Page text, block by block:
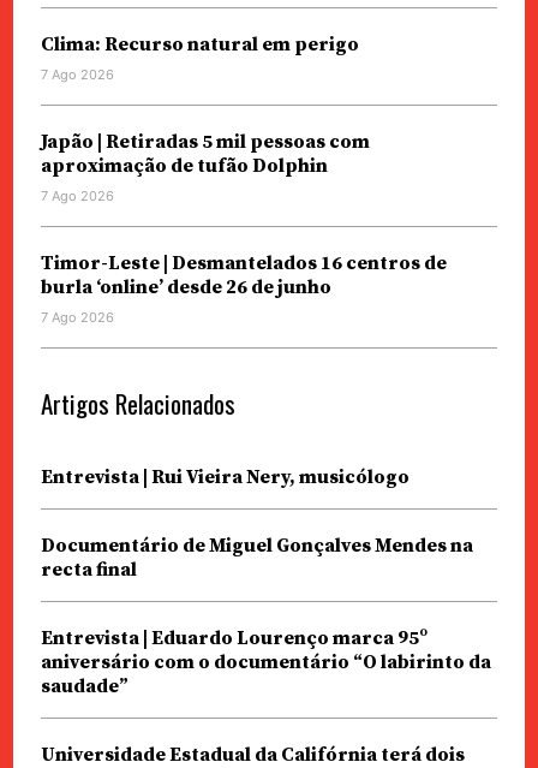
Clima: Recurso natural em perigo
7 Ago 2026
Japão | Retiradas 5 mil pessoas com
aproximação de tufão Dolphin
7 Ago 2026
Timor-Leste | Desmantelados 16 centros de
burla ‘online’ desde 26 de junho
7 Ago 2026
Artigos Relacionados
Entrevista | Rui Vieira Nery, musicólogo
Documentário de Miguel Gonçalves Mendes na
recta final
Entrevista | Eduardo Lourenço marca 95º
aniversário com o documentário “O labirinto da
saudade”
Universidade Estadual da Califórnia terá dois